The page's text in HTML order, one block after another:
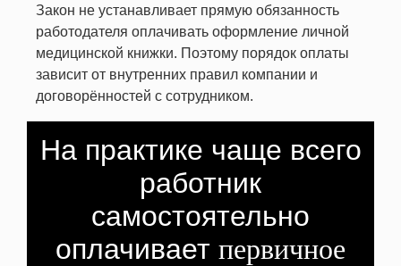
Закон не устанавливает прямую обязанность
работодателя оплачивать оформление личной
медицинской книжки. Поэтому порядок оплаты
зависит от внутренних правил компании и
договорённостей с сотрудником.
На практике чаще всего
работник
самостоятельно
оплачивает первичное